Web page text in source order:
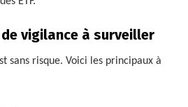
vigilance à surveiller
sans risque. Voici les principaux à